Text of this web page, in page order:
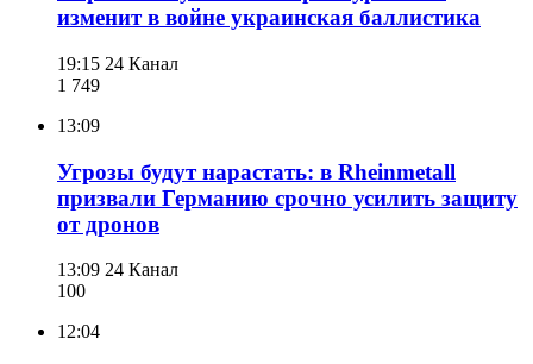
изменит в войне украинская баллистика
19:15 24 Канал
1 749
13:09
Угрозы будут нарастать: в Rheinmetall
призвали Германию срочно усилить защиту
от дронов
13:09 24 Канал
100
12:04